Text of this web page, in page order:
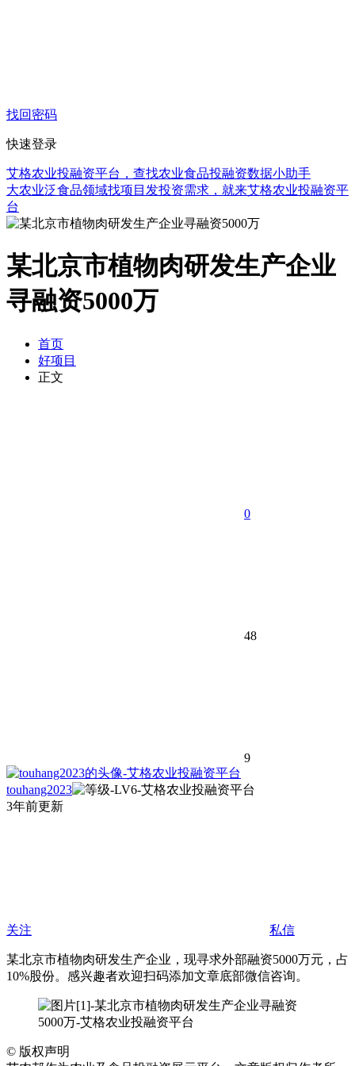
找回密码
快速登录
艾格农业投融资平台，查找农业食品投融资数据小助手
大农业泛食品领域找项目发投资需求，就来艾格农业投融资平
台
某北京市植物肉研发生产企业
寻融资5000万
首页
好项目
正文
0
48
9
touhang2023
3年前更新
关注 私信
某北京市植物肉研发生产企业，现寻求外部融资5000万元，占
10%股份。感兴趣者欢迎扫码添加文章底部微信咨询。
© 版权声明